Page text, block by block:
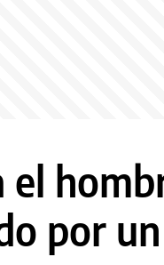
el
por